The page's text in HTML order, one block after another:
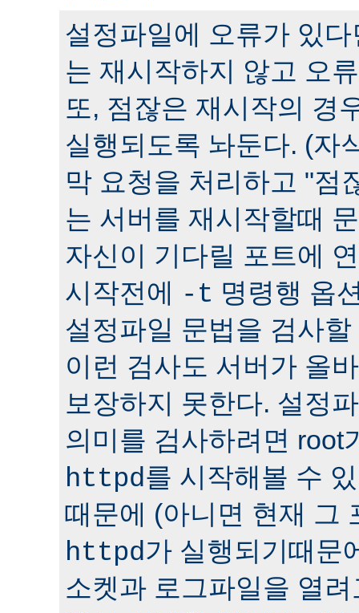
설정파일에 오류가 있
는 재시작하지 않고 오
또, 점잖은 재시작의 경
실행되도록 놔둔다. (자
막 요청을 처리하고 "점
는 서버를 재시작할때
자신이 기다릴 포트에
시작전에
-t 명령행 옵
설정파일 문법을 검사
이런 검사도 서버가 올
보장하지 못한다. 설정
의미를 검사하려면 root
httpd를 시작해볼 수
때문에 (아니면 현재 그
httpd가 실행되기때문
소켓과 로그파일을 열